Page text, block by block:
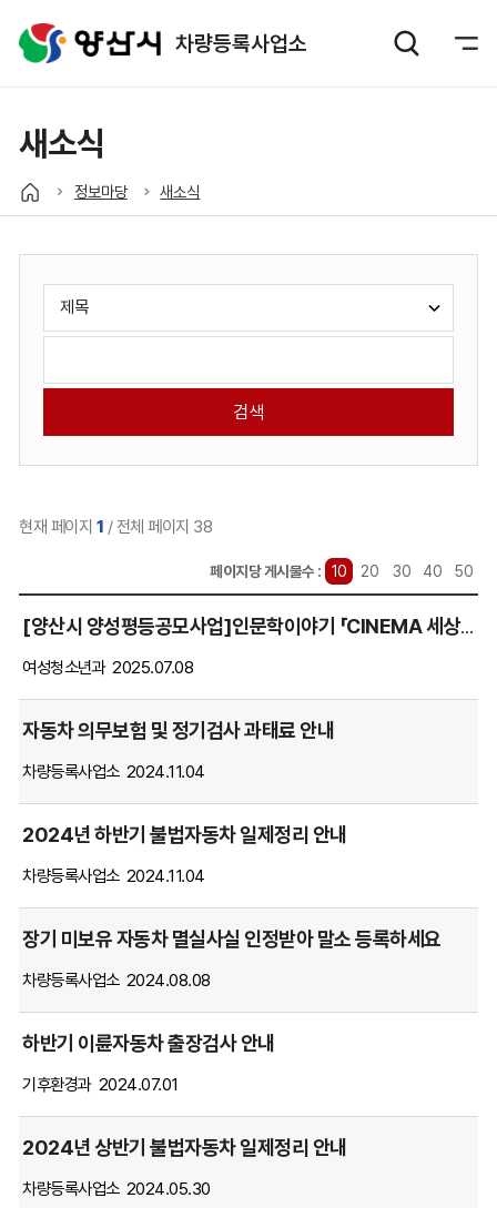
차량등록사업소
새소식
정보마당 새소식
게
판
검
유
택:
어
입
현재 페이지 1 / 전체 페이지 38
페이지당 게시물수 : 10선
택
됨
20 30 40 50
소
식
글
목
번
호,
목,
파
일,
담
당
서,
작
성
조
[양산시 양성평등공모사업]인문학이야기 「CINEMA 세상과 성인지감수성」신청 안내
여성청소년과 2025.07.08
자동차 의무보험 및 정기검사 과태료 안내
차량등록사업소 2024.11.04
2024년 하반기 불법자동차 일제정리 안내
차량등록사업소 2024.11.04
장기 미보유 자동차 멸실사실 인정받아 말소 등록하세요
차량등록사업소 2024.08.08
하반기 이륜자동차 출장검사 안내
기후환경과 2024.07.01
2024년 상반기 불법자동차 일제정리 안내
차량등록사업소 2024.05.30